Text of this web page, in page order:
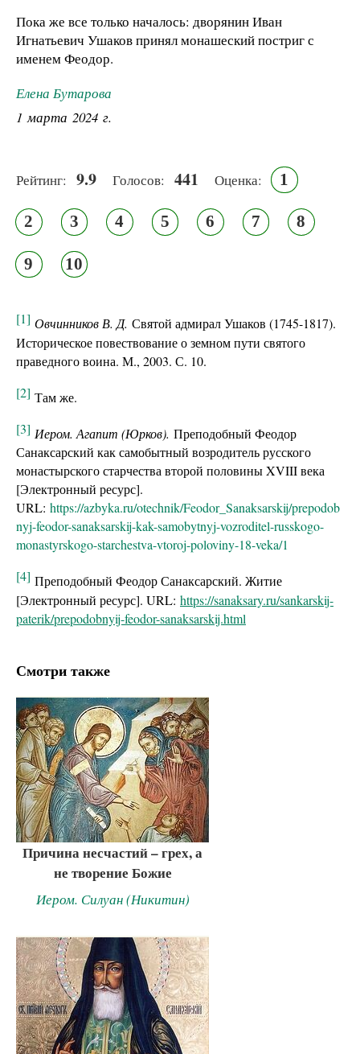
Пока же все только началось: дворянин Иван
Игнатьевич Ушаков принял монашеский постриг с
именем Феодор.
Елена Бутарова
1 марта 2024 г.
Рейтинг: 9.9 Голосов: 441 Оценка: 1
2 3 4 5 6 7 8
9 10
[1] Овчинников В. Д. Святой адмирал Ушаков (1745-1817).
Историческое повествование о земном пути святого
праведного воина. М., 2003. С. 10.
[2] Там же.
[3] Иером. Агапит (Юрков). Преподобный Феодор
Санаксарский как самобытный возродитель русского
монастырского старчества второй половины XVIII века
[Электронный ресурс].
URL: https://azbyka.ru/otechnik/Feodor_Sanaksarskij/prepodob
nyj-feodor-sanaksarskij-kak-samobytnyj-vozroditel-russkogo-
monastyrskogo-starchestva-vtoroj-poloviny-18-veka/1
[4] Преподобный Феодор Санаксарский. Житие
[Электронный ресурс]. URL: https://sanaksary.ru/sankarskij-
paterik/prepodobnyij-feodor-sanaksarskij.html
Смотри также
Причина несчастий – грех, а
не творение Божие
Иером. Силуан (Никитин)